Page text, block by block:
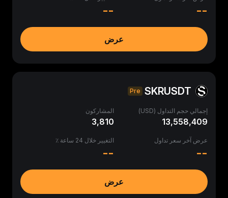
--
--
عرض
SKRUSDT
Pre
إجمالي حجم التداول (USD)
13,558,409
المشاركون
3,810
عرض آخر سعر تداول
--
التغيير خلال 24 ساعة ٪
--
عرض